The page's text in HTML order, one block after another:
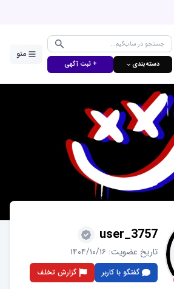
دسته‌بندی ⌵ + ثبت آگهی
منو
user_3757
تاریخ عضویت:۱۴۰۴/۱۰/۱۶
گفتگو با کاربر گزارش تخلف